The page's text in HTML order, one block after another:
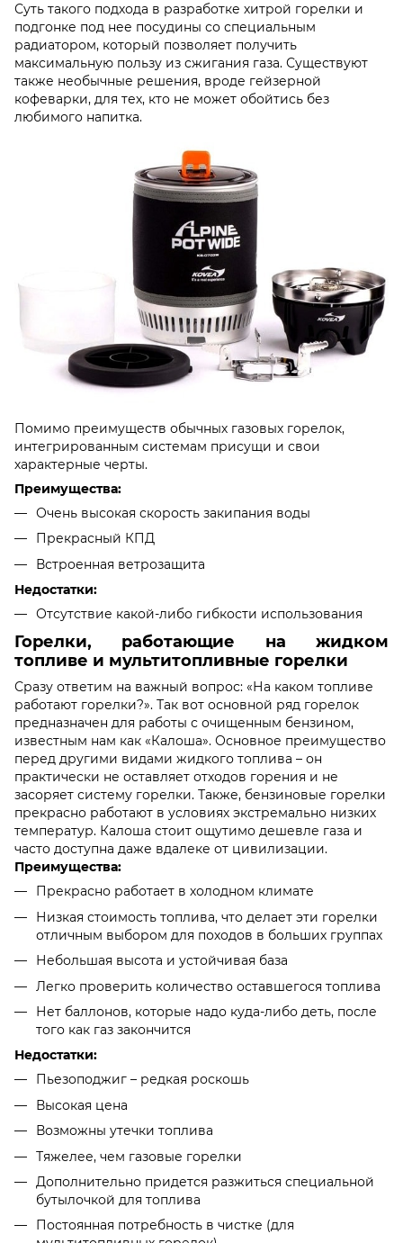
Суть такого подхода в разработке хитрой горелки и
подгонке под нее посудины со специальным
радиатором, который позволяет получить
максимальную пользу из сжигания газа. Существуют
также необычные решения, вроде гейзерной
кофеварки, для тех, кто не может обойтись без
любимого напитка.
Помимо преимуществ обычных газовых горелок,
интегрированным системам присущи и свои
характерные черты.
Преимущества:
Очень высокая скорость закипания воды
Прекрасный КПД
Встроенная ветрозащита
Недостатки:
Отсутствие какой-либо гибкости использования
Горелки, работающие на жидком
топливе и мультитопливные горелки
Сразу ответим на важный вопрос: «На каком топливе
работают горелки?». Так вот основной ряд горелок
предназначен для работы с очищенным бензином,
известным нам как «Калоша». Основное преимущество
перед другими видами жидкого топлива – он
практически не оставляет отходов горения и не
засоряет систему горелки. Также, бензиновые горелки
прекрасно работают в условиях экстремально низких
температур. Калоша стоит ощутимо дешевле газа и
часто доступна даже вдалеке от цивилизации.
Преимущества:
Прекрасно работает в холодном климате
Низкая стоимость топлива, что делает эти горелки
отличным выбором для походов в больших группах
Небольшая высота и устойчивая база
Легко проверить количество оставшегося топлива
Нет баллонов, которые надо куда-либо деть, после
того как газ закончится
Недостатки:
Пьезоподжиг – редкая роскошь
Высокая цена
Возможны утечки топлива
Тяжелее, чем газовые горелки
Дополнительно придется разжиться специальной
бутылочкой для топлива
Постоянная потребность в чистке (для